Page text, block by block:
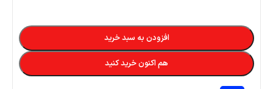
افزودن به سبد خرید
هم اکنون خرید کنید